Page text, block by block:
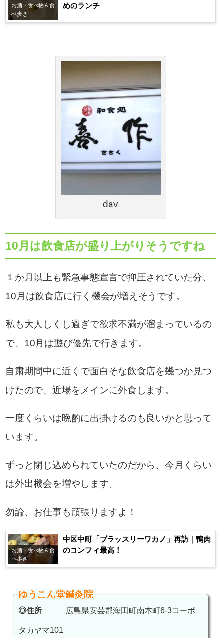
お酒・食べ物＆食
べ歩き
めのランチ
dav
10月は飲食店が盛り上がりそうですね
１か月以上も緊急事態宣言で抑圧されていた分、
10月は飲食店に行く機会が増えそうです。
私も大人しくし過ぎで欲求不満が溜まっているの
で、10月は遊び優先で行きます。
自粛期間中に近くで面白そな飲食店を幾つか見つ
けたので、近場をメインに外食します。
一度くらいは晩酌に出掛けるのも良いかと思って
います。
ずっと閉じ込められていたのだから、今月くらい
は外出機会を増やします。
勿論、お仕事も頑張りますよ！
お酒・食べ物＆食
べ歩き
中区中町「ブラッスリーワカノ」再訪｜鴨肉
のコンフィ最高！
ゆうこん堂鍼灸院
◎住所 広島県安芸郡海田町南本町6-3コーポ
タカヤマ101